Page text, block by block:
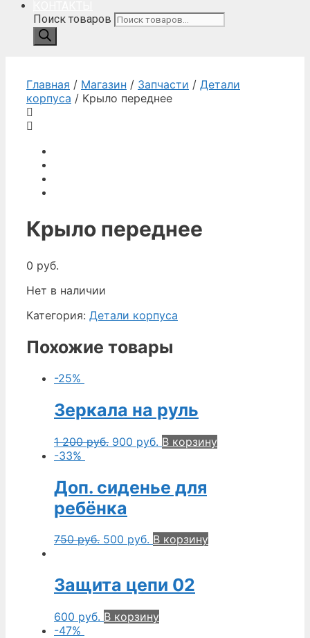
Поиск товаров
Главная / Магазин / Запчасти / Детали
корпуса / Крыло переднее
Крыло переднее
0 руб.
Нет в наличии
Категория: Детали корпуса
Похожие товары
-25%
Зеркала на руль
1 200руб. 900 руб. В корзину
-33%
Доп. сиденье для
ребёнка
750руб. 500 руб. В корзину
Защита цепи 02
600 руб. В корзину
-47%